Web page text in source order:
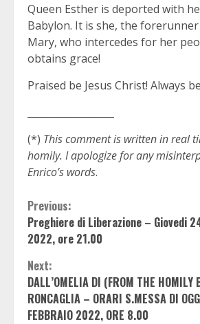
Queen Esther is deported with
Babylon. It is she, the
Mary, who intercedes for her
obtains grace!
Praised be Jesus Christ! Always
(*) This comment is written in real
homily. I apologize for any
Enrico’s words.
Continue
Reading
Previous:
Preghiere di Liberazione – Giovedi
2022, ore 21.00
Next:
DALL’OMELIA DI (FROM THE HOMILY
RONCAGLIA – ORARI S.MESSA DI
FEBBRAIO 2022, ORE 8.00